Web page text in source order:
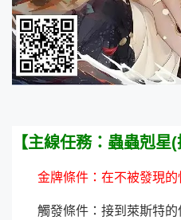
【主線任務：蟲蟲剋星(
金牌條件：在不被發現
觸發條件：接到萊斯特的